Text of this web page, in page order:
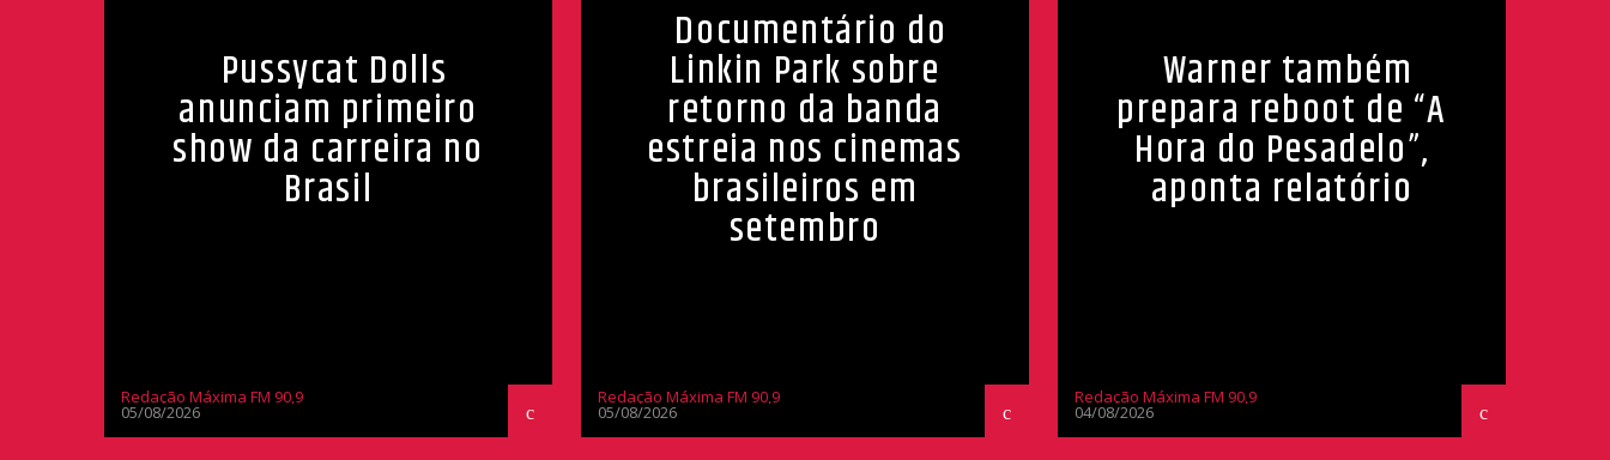
Pussycat Dolls
anunciam primeiro
show da carreira no
Brasil
Redação Máxima FM 90,9
05/08/2026
Documentário do
Linkin Park sobre
retorno da banda
estreia nos cinemas
brasileiros em
setembro
Redação Máxima FM 90,9
05/08/2026
Warner também
prepara reboot de “A
Hora do Pesadelo”,
aponta relatório
Redação Máxima FM 90,9
04/08/2026